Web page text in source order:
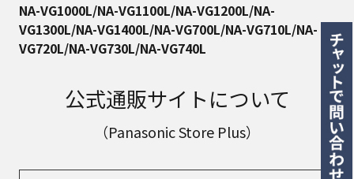
NA-VG1000L/NA-VG1100L/NA-VG1200L/NA-
VG1300L/NA-VG1400L/NA-VG700L/NA-VG710L/NA-
VG720L/NA-VG730L/NA-VG740L
公式通販サイトについて
（Panasonic Store Plus）